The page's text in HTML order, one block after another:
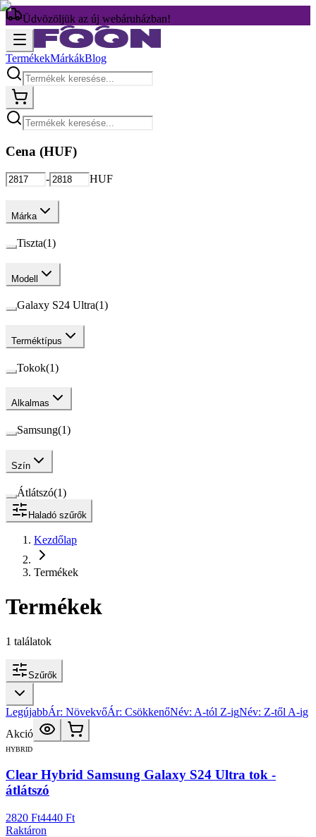
Üdvözöljük az új webáruházban!
TermékekMárkákBlog
Cena (HUF)
- HUF
Márka
Tiszta(1)
Modell
Galaxy S24 Ultra(1)
Terméktípus
Tokok(1)
Alkalmas
Samsung(1)
Szín
Átlátszó(1)
Haladó szűrők
Kezdőlap
Termékek
Termékek
1 találatok
Szűrők
LegújabbÁr: NövekvőÁr: CsökkenőNév: A-tól Z-igNév: Z-től A-ig
Akció
HYBRID
Clear Hybrid Samsung Galaxy S24 Ultra tok -
átlátszó
2820 Ft4440 Ft
Raktáron